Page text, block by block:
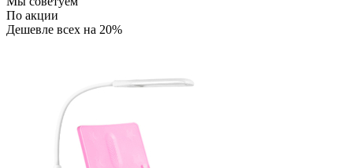
По акции
Дешевле всех на 20%